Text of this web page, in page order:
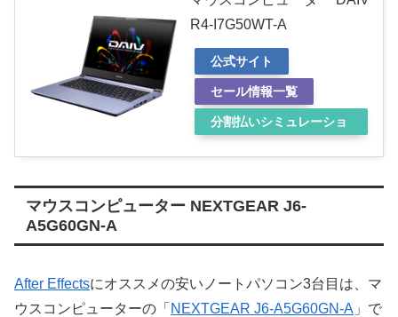
R4-I7G50WT-A
公式サイト
セール情報一覧
分割払いシミュレーショ
マウスコンピューター NEXTGEAR J6-
A5G60GN-A
After Effectsにオススメの安いノートパソコン3台目は、マ
ウスコンピューターの「 NEXTGEAR J6-A5G60GN-A 」で